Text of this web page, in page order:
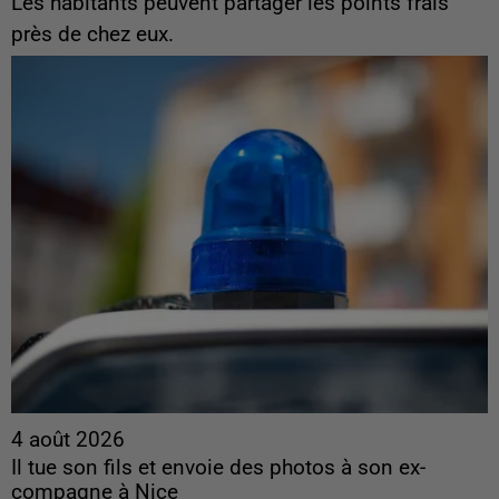
près de chez eux.
4 août 2026
Il tue son fils et envoie des photos à son ex-
compagne à Nice